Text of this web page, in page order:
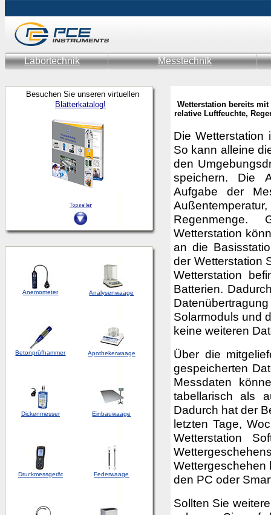
Labortechnik Messtechnik
Besuchen Sie unseren virtuellen
Blätterkatalog!
Anemometer Analysenwaage
Betonprüfhammer Apothekerwaage
Dickenmesser Einbauwaage
Druckmessgerät Federwaage
Wetterstation bereits
relative Luftfeuchte,
Die Wetterstation
So kann alleine
den
speichern. Die
Aufgabe der
Regenmenge.
Wetterstation
an die
der Wetterstation
Wetterstation
Batterien.
Solarmoduls und
keine weiteren
Über die
gespeicherten
Messdaten
tabellarisch als
Dadurch hat der
letzten Tage,
Wetterstation
Wettergeschehen
den PC oder
Sollten Sie